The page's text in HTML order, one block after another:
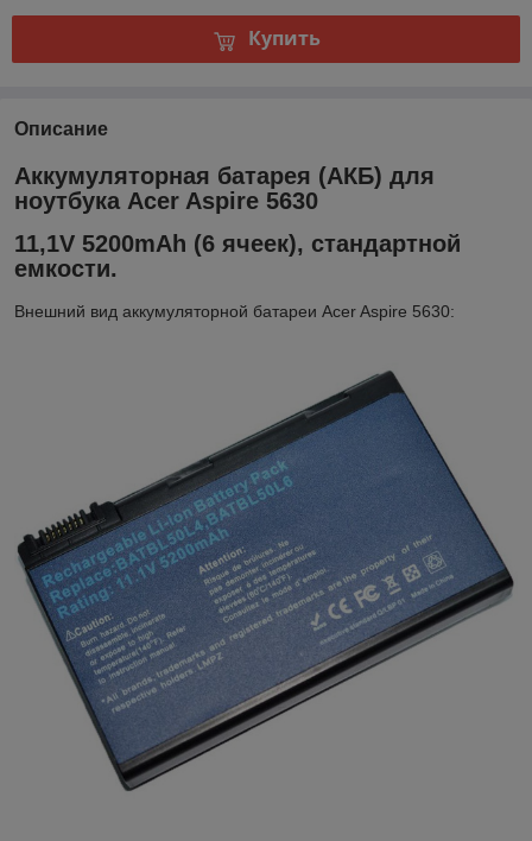
Купить
Описание
Аккумуляторная батарея (АКБ) для
ноутбука Acer Aspire 5630
11,1V 5200mAh (6 ячеек), стандартной
емкости.
Внешний вид аккумуляторной батареи Acer Aspire 5630: